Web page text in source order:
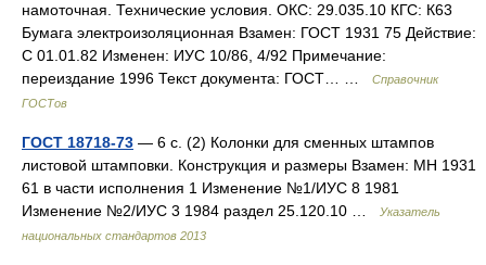
намоточная. Технические условия. ОКС: 29.035.10 КГС: К63
Бумага электроизоляционная Взамен: ГОСТ 1931 75 Действие:
С 01.01.82 Изменен: ИУС 10/86, 4/92 Примечание:
переиздание 1996 Текст документа: ГОСТ… …
Справочник
ГОСТов
ГОСТ 18718-73 — 6 с. (2) Колонки для сменных штампов
листовой штамповки. Конструкция и размеры Взамен: МН 1931
61 в части исполнения 1 Изменение №1/ИУС 8 1981
Изменение №2/ИУС 3 1984 раздел 25.120.10 …
Указатель
национальных стандартов 2013